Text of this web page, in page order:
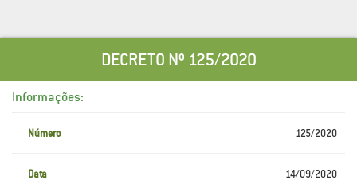
DECRETO Nº 125/2020
Informações:
Número 125/2020
Data 14/09/2020